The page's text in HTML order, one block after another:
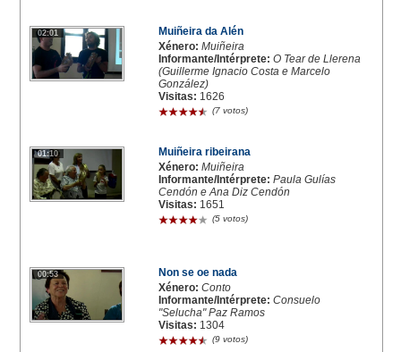
02:01
Muiñeira da Alén
Xénero: Muiñeira
Informante/Intérprete: O Tear de Llerena
(Guillerme Ignacio Costa e Marcelo
González)
Visitas: 1626
(7 votos)
01:10
Muiñeira ribeirana
Xénero: Muiñeira
Informante/Intérprete: Paula Gulías
Cendón e Ana Diz Cendón
Visitas: 1651
(5 votos)
00:53
Non se oe nada
Xénero: Conto
Informante/Intérprete: Consuelo
"Selucha" Paz Ramos
Visitas: 1304
(9 votos)